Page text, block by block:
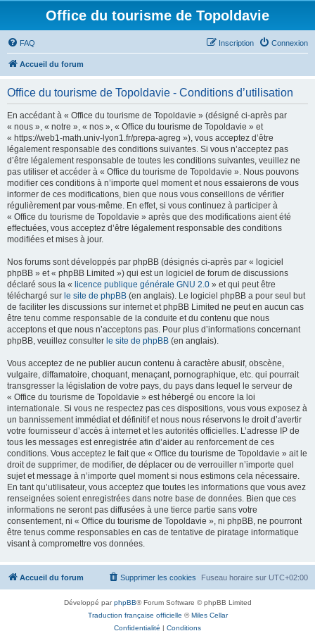
Office du tourisme de Topoldavie
FAQ Connexion
Inscription
Accueil du forum
Office du tourisme de Topoldavie - Conditions d’utilisation
En accédant à « Office du tourisme de Topoldavie » (désigné ci-après par
« nous », « notre », « nos », « Office du tourisme de Topoldavie » et
« https://web1-math.univ-lyon1.fr/prepa-agreg »), vous acceptez d’être
légalement responsable des conditions suivantes. Si vous n’acceptez pas
d’être légalement responsable de toutes les conditions suivantes, veuillez ne
pas utiliser et accéder à « Office du tourisme de Topoldavie ». Nous pouvons
modifier ces conditions à n’importe quel moment et nous essaierons de vous
informer de ces modifications, bien que nous vous conseillons de vérifier
régulièrement par vous-même. En effet, si vous continuez à participer à
« Office du tourisme de Topoldavie » après que des modifications aient été
effectuées, vous acceptez d’être légalement responsable des conditions
modifiées et mises à jour.
Nos forums sont développés par phpBB (désignés ci-après par « logiciel
phpBB » et « phpBB Limited ») qui est un logiciel de forum de discussions
déclaré sous la « licence publique générale GNU 2.0 » et qui peut être
téléchargé sur le site de phpBB (en anglais). Le logiciel phpBB a pour seul but
de faciliter les discussions sur internet et phpBB Limited ne peut en aucun cas
être tenu comme responsable de la conduite et du contenu que nous
acceptons et que nous n’acceptons pas. Pour plus d’informations concernant
phpBB, veuillez consulter le site de phpBB (en anglais).
Vous acceptez de ne publier aucun contenu à caractère abusif, obscène,
vulgaire, diffamatoire, choquant, menaçant, pornographique, etc. qui pourrait
transgresser la législation de votre pays, du pays dans lequel le serveur de
« Office du tourisme de Topoldavie » est hébergé ou encore la loi
internationale. Si vous ne respectez pas ces dispositions, vous vous exposez à
un bannissement immédiat et définitif et nous nous réservons le droit d’avertir
votre fournisseur d’accès à internet et les autorités officielles. L’adresse IP de
tous les messages est enregistrée afin d’aider au renforcement de ces
conditions. Vous acceptez le fait que « Office du tourisme de Topoldavie » ait le
droit de supprimer, de modifier, de déplacer ou de verrouiller n’importe quel
sujet et message à n’importe quel moment si nous estimons cela nécessaire.
En tant qu’utilisateur, vous acceptez que toutes les informations que vous avez
renseignées soient enregistrées dans notre base de données. Bien que ces
informations ne seront pas diffusées à une tierce partie sans votre
consentement, ni « Office du tourisme de Topoldavie », ni phpBB, ne pourront
être tenus comme responsables en cas de tentative de piratage informatique
visant à compromettre vos données.
Accueil du forum Fuseau horaire sur UTC+02:00
Supprimer les cookies
Développé parphpBB® Forum Software © phpBB Limited
Traduction française officielle ©Miles Cellar
Confidentialité | Conditions